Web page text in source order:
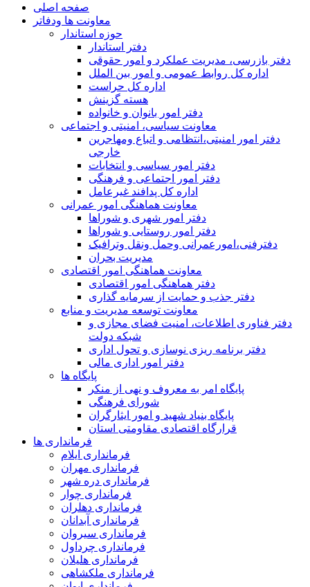
صفحه اصلی
معاونت ها ودفاتر
حوزه استاندار
دفتر استاندار
دفتر بازرسی، مدیریت عملکرد و امور حقوقی
اداره کل روابط عمومی و امور بین الملل
اداره کل حراست
هسته گزینش
دفتر امور بانوان و خانواده
معاونت سیاسی، امنیتی و اجتماعی
دفتر امور امنيتی،انتظامی و اتباع ومهاجرین
خارجی
دفتر امور سیاسی و انتخابات
دفتر امور اجتماعی و فرهنگی
اداره کل پدافند غیرعامل
معاونت هماهنگی امور عمرانی
دفتر امور شهری و شوراها
دفتر امور روستایی و شوراها
دفترفنی،امورعمرانی وحمل ونقل وترافيک
مدیریت بحران
معاونت هماهنگی امور اقتصادی
دفتر هماهنگی امور اقتصادی
دفتر جذب و حمایت از سرمایه گذاری
معاونت توسعه مدیریت و منابع
دفتر فناوری اطلاعات، امنیت فضای مجازی و
شبکه دولت
دفتر برنامه ریزی نوسازی و تحول اداری
دفتر امور اداری مالی
پایگاه ها
پایگاه امر به معروف و نهی از منکر
شورای فرهنگی
پایگاه بنیاد شهید و امور ایثارگران
قرارگاه اقتصادی مقاومتی استان
فرمانداری ها
فرمانداری ایلام
فرمانداری مهران
فرمانداری دره شهر
فرمانداری چوار
فرمانداری دهلران
فرمانداری آبدانان
فرمانداری سیروان
فرمانداری چرداول
فرمانداری هلیلان
فرمانداری ملکشاهی